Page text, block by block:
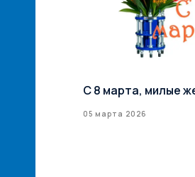
С 8 марта, милые
05 марта 2026